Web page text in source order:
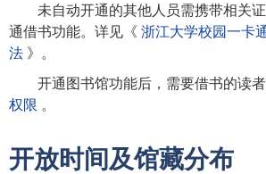
未自动开通的其他人员需携带相关
通借书功能。详见《 浙江大学校园一卡
法 》。
开通图书馆功能后，需要借书的读
权限 。
开放时间及馆藏分布